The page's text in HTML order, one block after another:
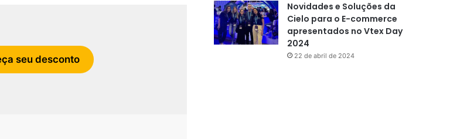
seu desconto
Novidades e Soluções da
Cielo para o E-commerce
apresentados no Vtex Day
2024
22 de abril de 2024